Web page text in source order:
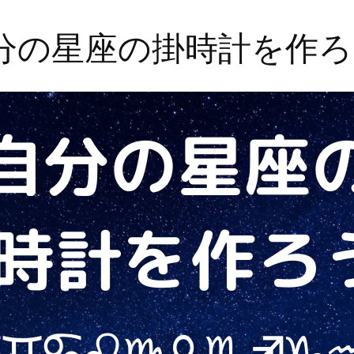
の星座の掛時計を作